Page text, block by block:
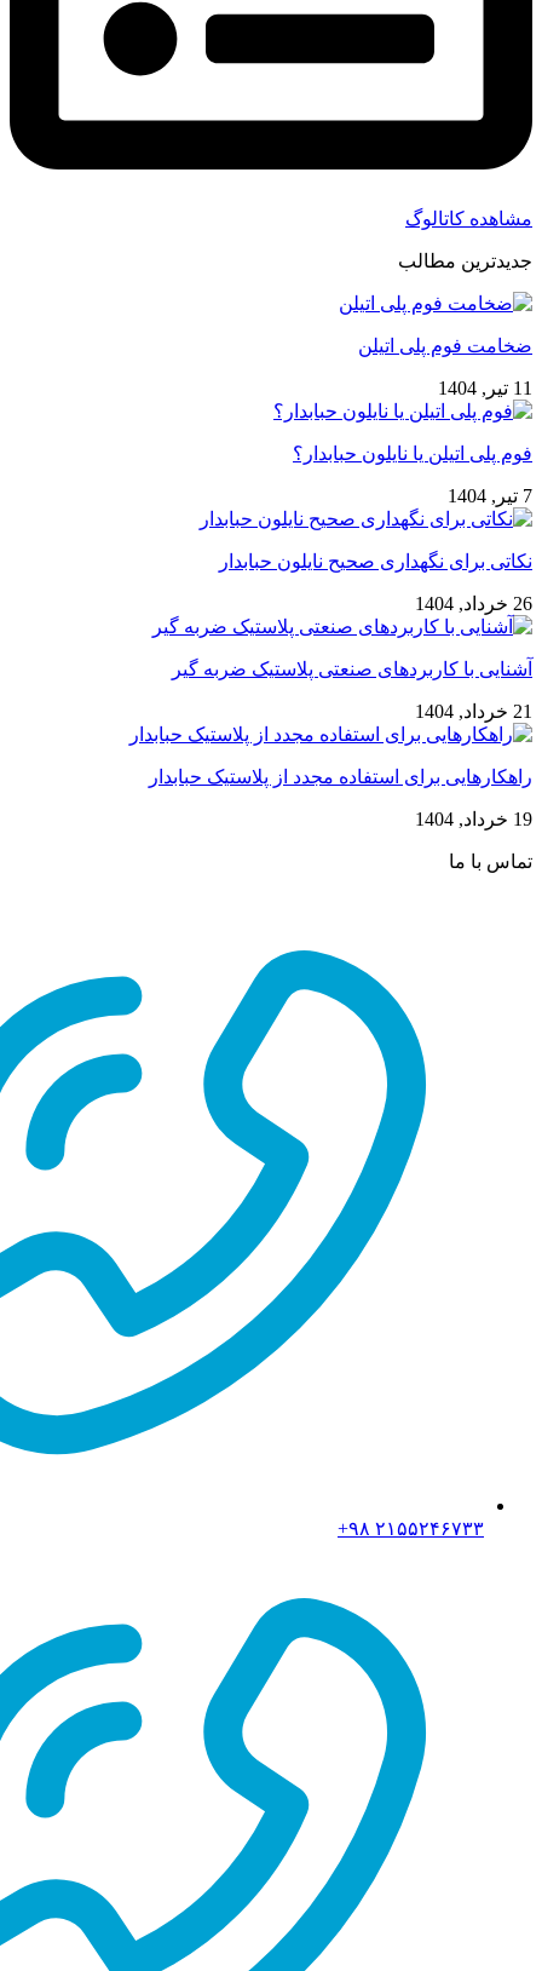
مشاهده کاتالوگ
جدیدترین مطالب
ضخامت فوم پلی اتیلن
11 تیر, 1404
فوم پلی اتیلن یا نایلون حبابدار؟
7 تیر, 1404
نکاتی برای نگهداری صحیح نایلون حبابدار
26 خرداد, 1404
آشنایی با کاربردهای صنعتی پلاستیک ضربه گیر
21 خرداد, 1404
راهکارهایی برای استفاده مجدد از پلاستیک حبابدار
19 خرداد, 1404
تماس با ما
۲۱۵۵۲۴۶۷۳۳ ۹۸+